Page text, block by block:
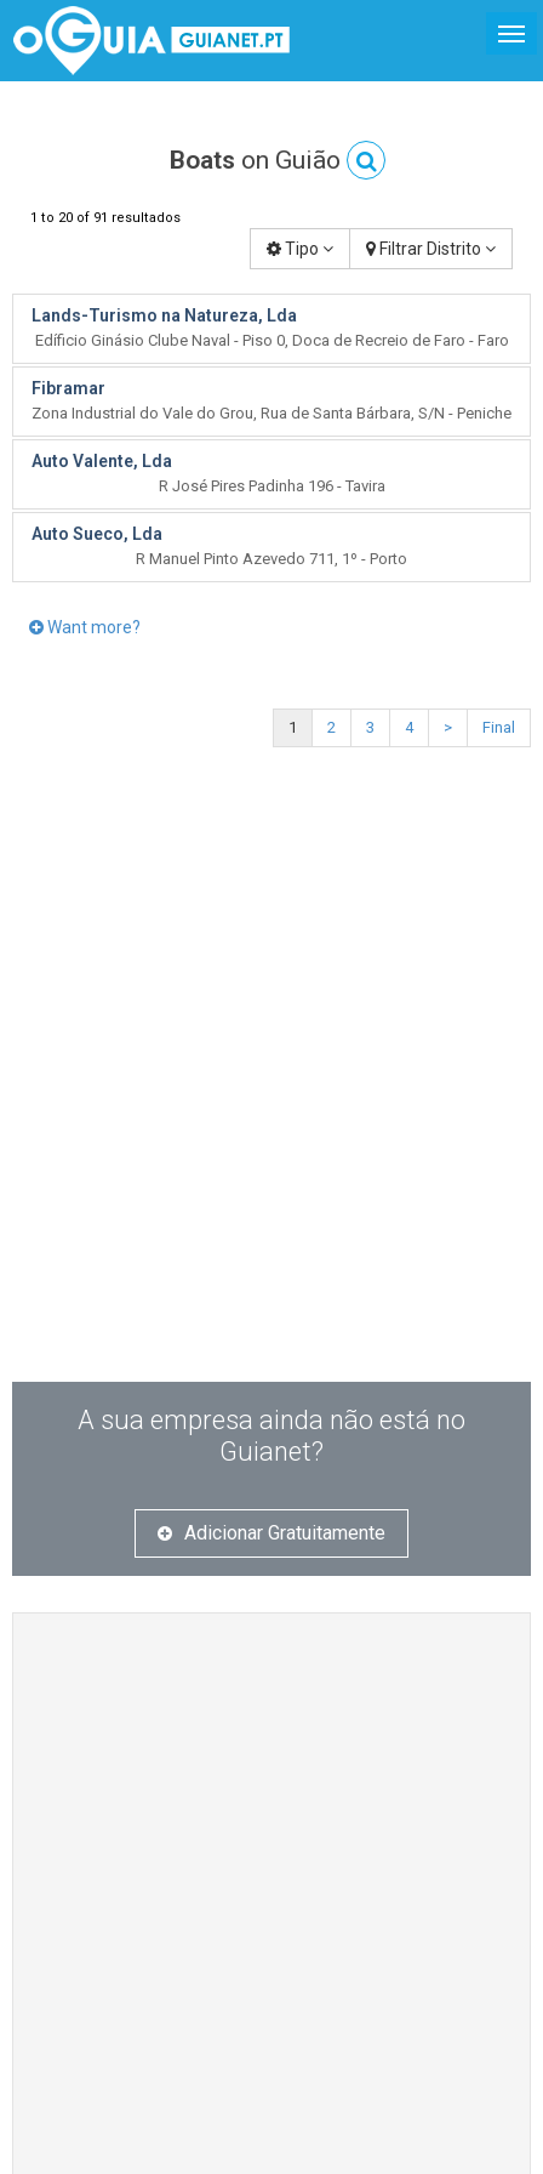
Boats on Guião
1 to 20 of 91 resultados
Tipo Filtrar Distrito
Lands-Turismo na Natureza, Lda
Edíficio Ginásio Clube Naval - Piso 0, Doca de Recreio de Faro - Faro
Fibramar
Zona Industrial do Vale do Grou, Rua de Santa Bárbara, S/N - Peniche
Auto Valente, Lda
R José Pires Padinha 196 - Tavira
Auto Sueco, Lda
R Manuel Pinto Azevedo 711, 1º - Porto
Want more?
1 2 3 4 > Final
A sua empresa ainda não está no
Guianet?
Adicionar Gratuitamente